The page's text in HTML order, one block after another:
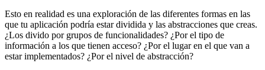
Esto en realidad es una exploración de las diferentes formas en las
que tu aplicación podría estar dividida y las abstracciones que creas.
¿Los divido por grupos de funcionalidades? ¿Por el tipo de
información a los que tienen acceso? ¿Por el lugar en el que van a
estar implementados? ¿Por el nivel de abstracción?